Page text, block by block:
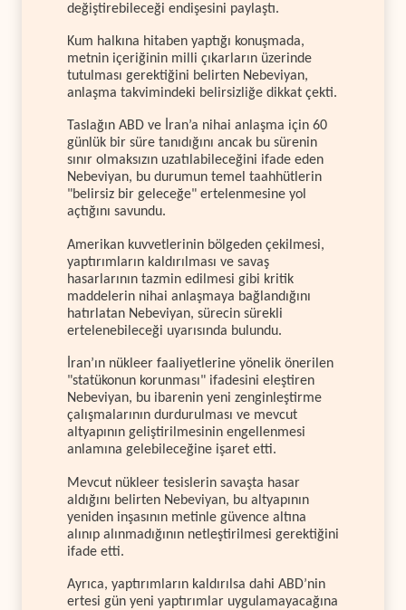
değiştirebileceği endişesini paylaştı.
Kum halkına hitaben yaptığı konuşmada,
metnin içeriğinin milli çıkarların üzerinde
tutulması gerektiğini belirten Nebeviyan,
anlaşma takvimindeki belirsizliğe dikkat çekti.
Taslağın ABD ve İran’a nihai anlaşma için 60
günlük bir süre tanıdığını ancak bu sürenin
sınır olmaksızın uzatılabileceğini ifade eden
Nebeviyan, bu durumun temel taahhütlerin
"belirsiz bir geleceğe" ertelenmesine yol
açtığını savundu.
Amerikan kuvvetlerinin bölgeden çekilmesi,
yaptırımların kaldırılması ve savaş
hasarlarının tazmin edilmesi gibi kritik
maddelerin nihai anlaşmaya bağlandığını
hatırlatan Nebeviyan, sürecin sürekli
ertelenebileceği uyarısında bulundu.
İran’ın nükleer faaliyetlerine yönelik önerilen
"statükonun korunması" ifadesini eleştiren
Nebeviyan, bu ibarenin yeni zenginleştirme
çalışmalarının durdurulması ve mevcut
altyapının geliştirilmesinin engellenmesi
anlamına gelebileceğine işaret etti.
Mevcut nükleer tesislerin savaşta hasar
aldığını belirten Nebeviyan, bu altyapının
yeniden inşasının metinle güvence altına
alınıp alınmadığının netleştirilmesi gerektiğini
ifade etti.
Ayrıca, yaptırımların kaldırılsa dahi ABD’nin
ertesi gün yeni yaptırımlar uygulamayacağına